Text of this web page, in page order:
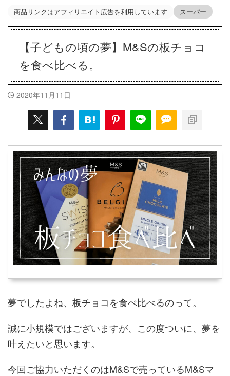
商品リンクはアフィリエイト広告を利用しています スーパー
【子どもの頃の夢】M&Sの板チョコ
を食べ比べる。
2020年11月11日
夢でしたよね、板チョコを食べ比べるのって。
誠に小規模ではございますが、この度ついに、夢を
叶えたいと思います。
今回ご協力いただくのはM&Sで売っているM&Sマ